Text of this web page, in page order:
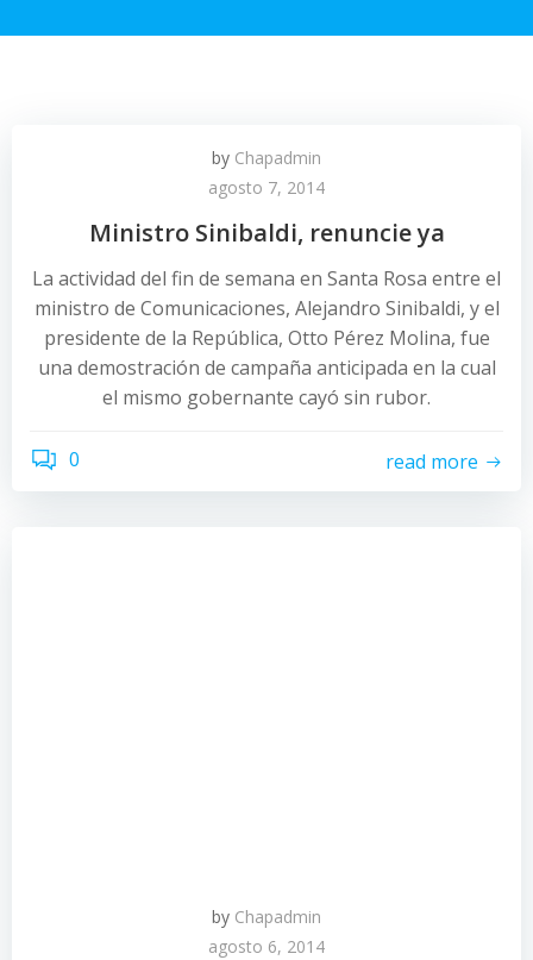
by Chapadmin
agosto 7, 2014
Ministro Sinibaldi, renuncie ya
La actividad del fin de semana en Santa Rosa entre el
ministro de Comunicaciones, Alejandro Sinibaldi, y el
presidente de la República, Otto Pérez Molina, fue
una demostración de campaña anticipada en la cual
el mismo gobernante cayó sin rubor.
0 read more
by Chapadmin
agosto 6, 2014